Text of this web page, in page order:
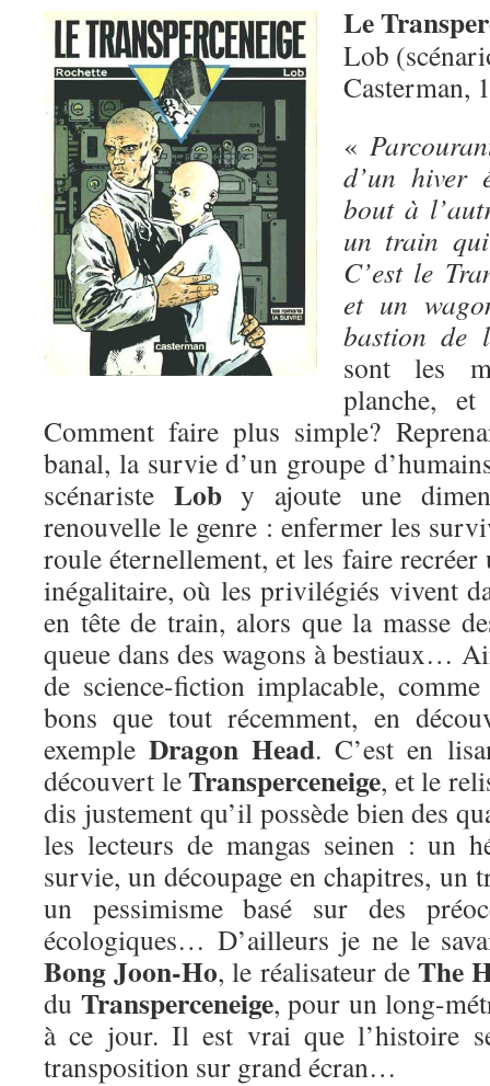
Le
Lob
Casterman,
«
d’un hiver
bout à
un train
C’est le
et un
bastion de
sont les
planche,
Comment faire plus simple?
banal, la survie d’un groupe
scénariste Loby ajoute une
renouvelle le genre : enfermer les
roule éternellement, et les faire recréer
inégalitaire, où les privilégiés vivent
en tête de train, alors que la masse
queue dans des wagons à bestiaux…
de science-fiction implacable,
bons que tout récemment, en
exempleDragon Head. C’est en
découvert leTransperceneige, et le
dis justement qu’il possède bien des
les lecteurs de mangas seinen : un
survie, un découpage en chapitres, un
un pessimisme basé sur des
écologiques… D’ailleurs je ne le
Bong Joon-Ho, le réalisateur deThe
du Transperceneige, pour un long-
à ce jour. Il est vrai que l’histoire
transposition sur grand écran…